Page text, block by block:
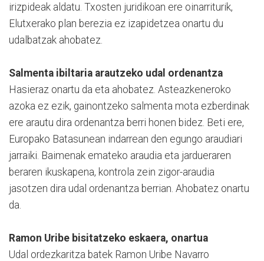
irizpideak aldatu. Txosten juridikoan ere oinarriturik,
Elutxerako plan berezia ez izapidetzea onartu du
udalbatzak ahobatez.
Salmenta ibiltaria arautzeko udal ordenantza
Hasieraz onartu da eta ahobatez. Asteazkeneroko
azoka ez ezik, gainontzeko salmenta mota ezberdinak
ere arautu dira ordenantza berri honen bidez. Beti ere,
Europako Batasunean indarrean den egungo araudiari
jarraiki. Baimenak emateko araudia eta jardueraren
beraren ikuskapena, kontrola zein zigor-araudia
jasotzen dira udal ordenantza berrian. Ahobatez onartu
da.
Ramon Uribe bisitatzeko eskaera, onartua
Udal ordezkaritza batek Ramon Uribe Navarro